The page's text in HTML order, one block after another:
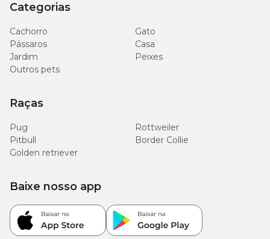
Categorias
Cachorro
Gato
Pássaros
Casa
Jardim
Peixes
Outros pets
Raças
Pug
Rottweiler
Pitbull
Border Collie
Golden retriever
Baixe nosso app